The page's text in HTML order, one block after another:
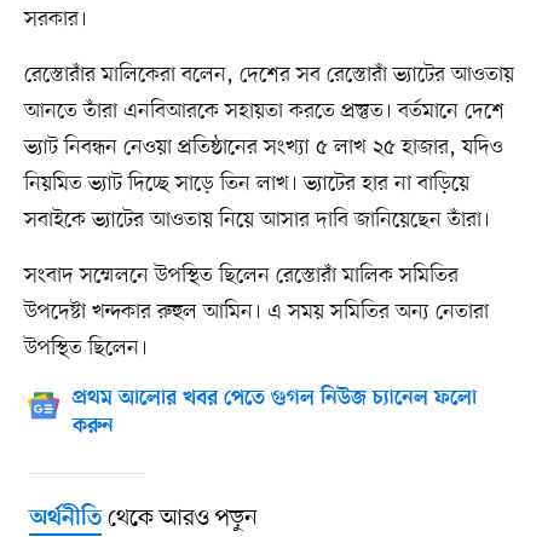
সরকার।
রেস্তোরাঁর মালিকেরা বলেন, দেশের সব রেস্তোরাঁ ভ্যাটের আওতায়
আনতে তাঁরা এনবিআরকে সহায়তা করতে প্রস্তুত। বর্তমানে দেশে
ভ্যাট নিবন্ধন নেওয়া প্রতিষ্ঠানের সংখ্যা ৫ লাখ ২৫ হাজার, যদিও
নিয়মিত ভ্যাট দিচ্ছে সাড়ে তিন লাখ। ভ্যাটের হার না বাড়িয়ে
সবাইকে ভ্যাটের আওতায় নিয়ে আসার দাবি জানিয়েছেন তাঁরা।
সংবাদ সম্মেলনে উপস্থিত ছিলেন রেস্তোরাঁ মালিক সমিতির
উপদেষ্টা খন্দকার রুহুল আমিন। এ সময় সমিতির অন্য নেতারা
উপস্থিত ছিলেন।
প্রথম আলোর খবর পেতে গুগল নিউজ চ্যানেল ফলো
করুন
অর্থনীতিথেকে আরও পড়ুন